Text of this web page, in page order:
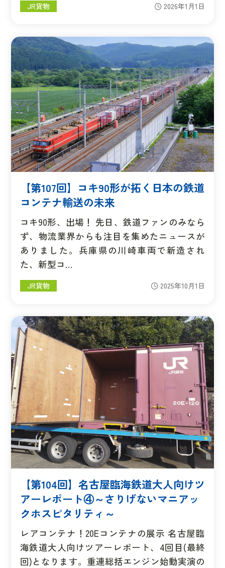
JR貨物 2026年1月1日
【第107回】コキ90形が拓く日本の鉄道
コンテナ輸送の未来
コキ90形、出場！ 先日、鉄道ファンのみなら
ず、物流業界からも注目を集めたニュースが
ありました。兵庫県の川崎車両で新造され
た、新型コ…
JR貨物 2025年10月1日
【第104回】名古屋臨海鉄道大人向けツ
アーレポート④～さりげないマニアッ
クホスピタリティ～
レアコンテナ！20Eコンテナの展示 名古屋臨
海鉄道大人向けツアーレポート、4回目(最終
回)となります。重連総括エンジン始動実演の